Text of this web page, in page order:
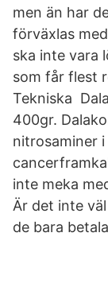
men än har
förväxlas
ska inte vara
som får flest
Tekniska
400gr.
nitrosaminer
inte meka
Är det inte
de bara